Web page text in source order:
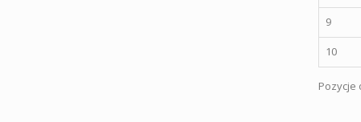
9
10
Pozycje